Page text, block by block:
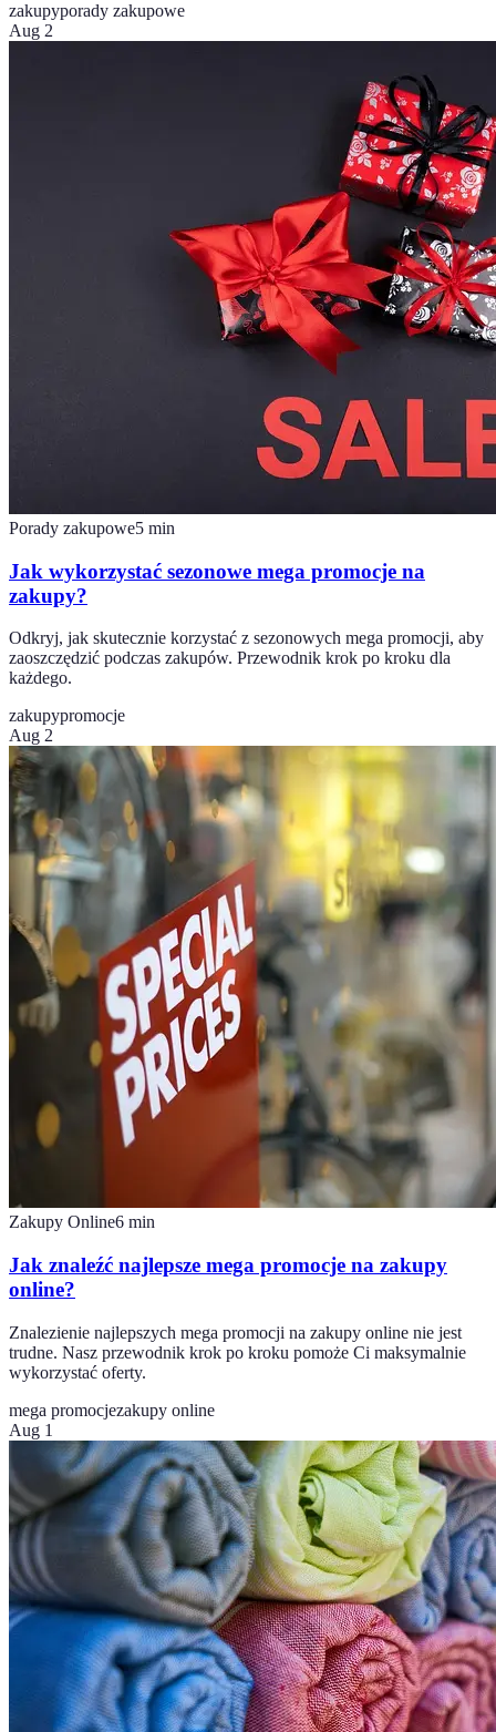
zakupyporady zakupowe
Aug 2
Porady zakupowe5 min
Jak wykorzystać sezonowe mega promocje na
zakupy?
Odkryj, jak skutecznie korzystać z sezonowych mega promocji, aby
zaoszczędzić podczas zakupów. Przewodnik krok po kroku dla
każdego.
zakupypromocje
Aug 2
Zakupy Online6 min
Jak znaleźć najlepsze mega promocje na zakupy
online?
Znalezienie najlepszych mega promocji na zakupy online nie jest
trudne. Nasz przewodnik krok po kroku pomoże Ci maksymalnie
wykorzystać oferty.
mega promocjezakupy online
Aug 1